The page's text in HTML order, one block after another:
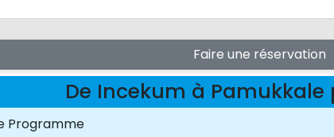
Faire une réservation
De Incekum à
Programme